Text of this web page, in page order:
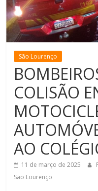
de
Minas
São Lourenço
COLISÃO
AO
11 de março de 2025
São Lourenço